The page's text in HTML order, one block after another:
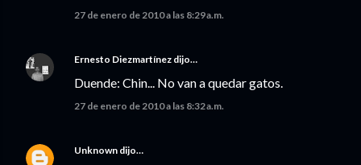
27 de enero de 2010 a las 8:29 a.m.
Ernesto Diezmartínez dijo…
Duende: Chin... No van a quedar gatos.
27 de enero de 2010 a las 8:32 a.m.
Unknown dijo…